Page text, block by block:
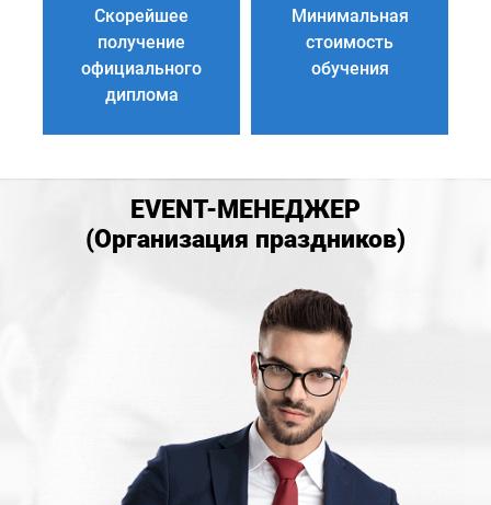
Скорейшее
получение
официального
диплома
Минимальная
стоимость
обучения
EVENT-МЕНЕДЖЕР
(Организация праздников)